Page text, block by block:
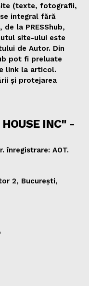
(texte, fotografii,
integral fără
la PRESShub,
site-ului este
de Autor. Din
pot fi preluate
link la articol.
și protejarea
INC" -
înregistrare: AOT.
2, București,